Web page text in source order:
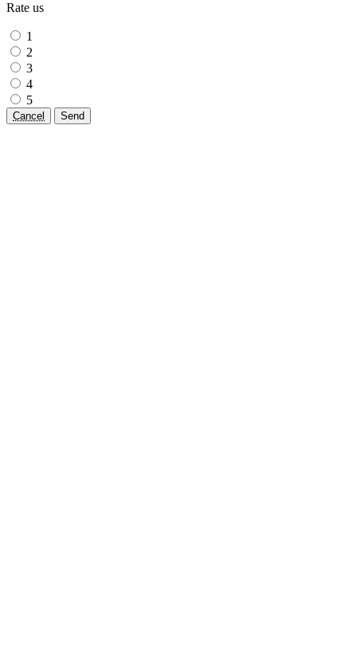
Rate us
1
2
3
4
5
Cancel Send